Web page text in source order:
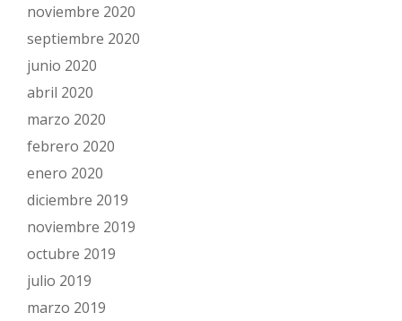
noviembre 2020
septiembre 2020
junio 2020
abril 2020
marzo 2020
febrero 2020
enero 2020
diciembre 2019
noviembre 2019
octubre 2019
julio 2019
marzo 2019